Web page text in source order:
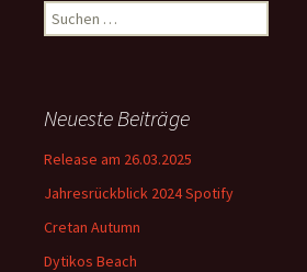
Suchen
nach:
Neueste Beiträge
Release am 26.03.2025
Jahresrückblick 2024 Spotify
Cretan Autumn
Dytikos Beach